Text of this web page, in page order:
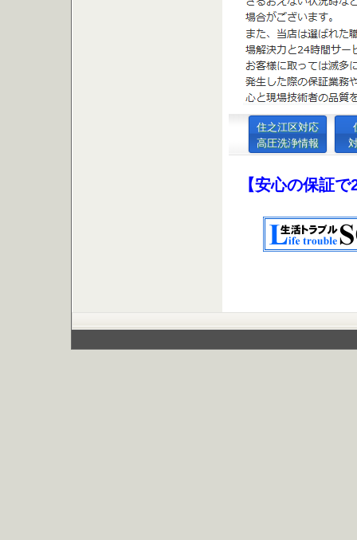
住之江区対応
高圧洗浄情報
【安心の保証